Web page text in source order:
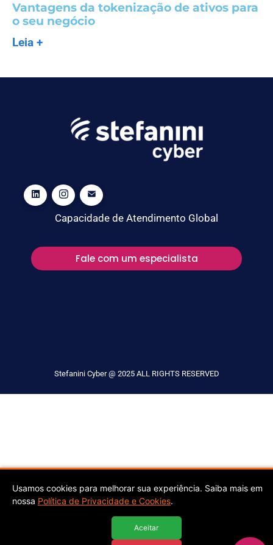
Vantagens da tokenização de ativos para
o seu negócio
Leia +
Capacidade de Atendimento Global
Fale com um especialista
Usamos cookies para melhorar sua experiência. Saiba mais em
nossa Política de Privacidade e Cookies.
Aceitar
Stefanini Cyber @ 2025 ALL RIGHTS RESERVED